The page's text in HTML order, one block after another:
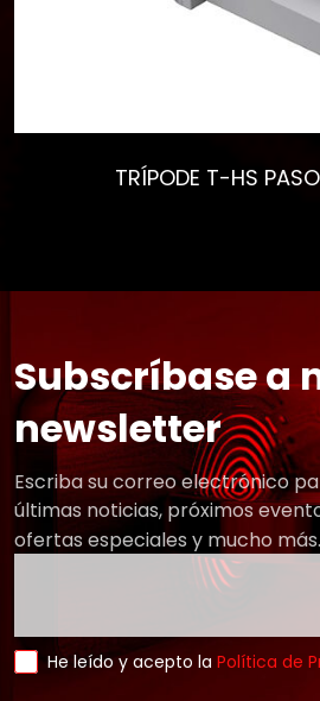
TRÍPODE T-HS
Subscríbase a
newsletter
Escriba su correo electrónico
últimas noticias, próximos
ofertas especiales y mucho más.
He leído y acepto la Política de